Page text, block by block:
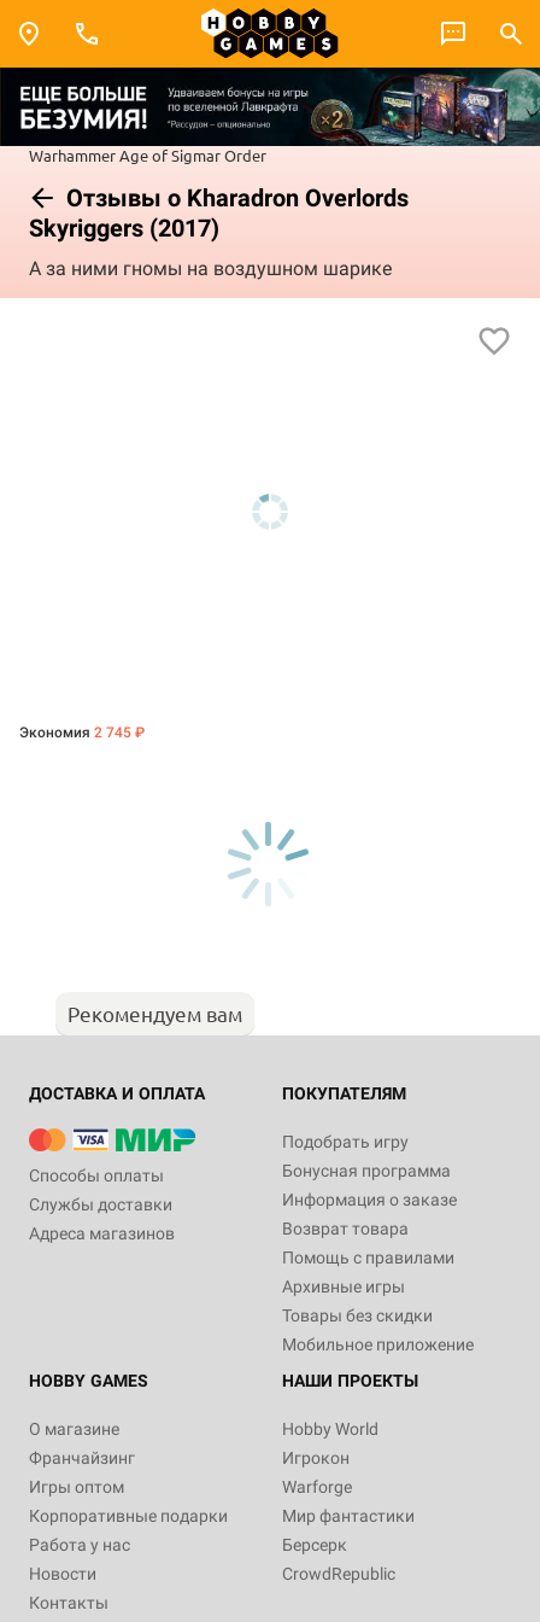
WarhammerAge of SigmarOrder
Отзывы о Kharadron Overlords
Skyriggers (2017)
А за ними гномы на воздушном шарике
Экономия 2 745 ₽
Рекомендуем вам
ДОСТАВКА И ОПЛАТА
Способы оплаты
Службы доставки
Адреса магазинов
ПОКУПАТЕЛЯМ
Подобрать игру
Бонусная программа
Информация о заказе
Возврат товара
Помощь с правилами
Архивные игры
Товары без скидки
Мобильное приложение
HOBBY GAMES
О магазине
Франчайзинг
Игры оптом
Корпоративные подарки
Работа у нас
Новости
Контакты
НАШИ ПРОЕКТЫ
Hobby World
Игрокон
Warforge
Мир фантастики
Берсерк
CrowdRepublic